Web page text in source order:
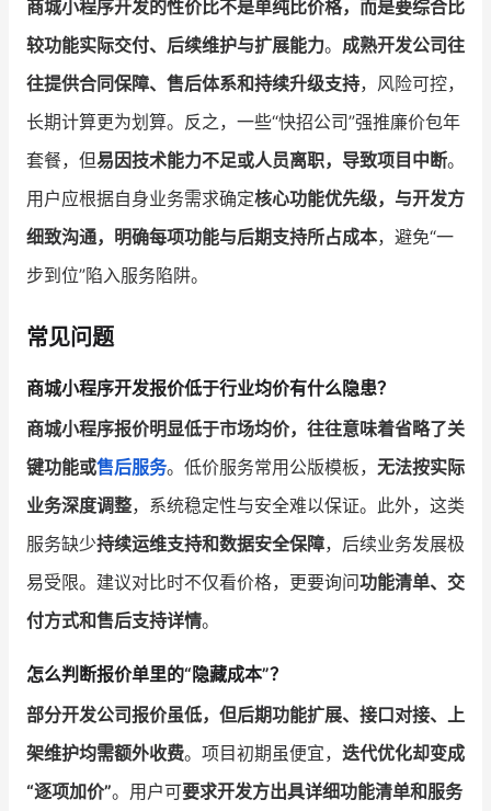
商城小程序开发的性价比不是单纯比价格，而是要综合比
较功能实际交付、后续维护与扩展能力。 成熟开发公司往
往提供合同保障、售后体系和持续升级支持，风险可控，
长期计算更为划算。反之，一些“快招公司”强推廉价包年
套餐，但易因技术能力不足或人员离职，导致项目中断。
用户应根据自身业务需求确定核心功能优先级，与开发方
细致沟通，明确每项功能与后期支持所占成本，避免“一
步到位”陷入服务陷阱。
常见问题
商城小程序开发报价低于行业均价有什么隐患？
商城小程序报价明显低于市场均价，往往意味着省略了关
键功能或售后服务。低价服务常用公版模板， 无法按实际
业务深度调整，系统稳定性与安全难以保证。此外，这类
服务缺少持续运维支持和数据安全保障，后续业务发展极
易受限。建议对比时不仅看价格，更要询问功能清单、交
付方式和售后支持详情。
怎么判断报价单里的“隐藏成本”？
部分开发公司报价虽低，但后期功能扩展、接口对接、上
架维护均需额外收费。项目初期虽便宜， 迭代优化却变成
“逐项加价”。用户可要求开发方出具详细功能清单和服务